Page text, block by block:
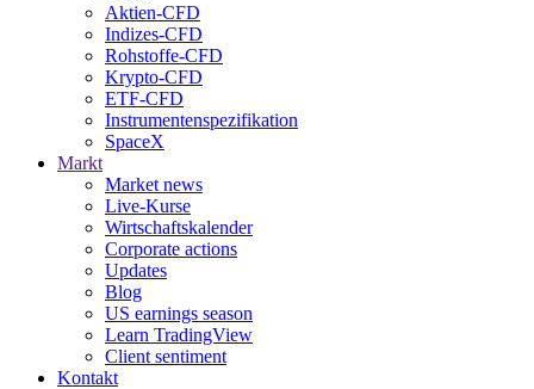
Aktien-CFD
Indizes-CFD
Rohstoffe-CFD
Krypto-CFD
ETF-CFD
Instrumentenspezifikation
SpaceX
Markt
Market news
Live-Kurse
Wirtschaftskalender
Corporate actions
Updates
Blog
US earnings season
Learn TradingView
Client sentiment
Kontakt